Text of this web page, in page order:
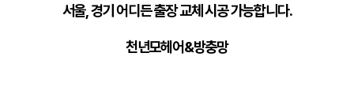
서울, 경기 어디든 출장 교체 시공 가능합니다.
천년모헤어&방충망